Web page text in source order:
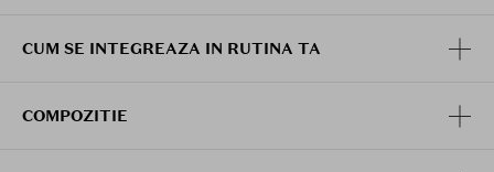
CUM SE INTEGREAZA IN RUTINA TA
COMPOZITIE